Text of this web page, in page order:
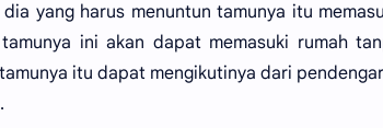
dia yang harus menuntun tamunya itu
ini akan dapat memasuki rumah
itu dapat mengikutinya dari